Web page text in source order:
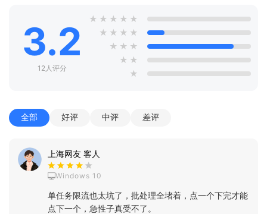
3.2
12人评分
★ ★ ★ ★ ★
★ ★ ★ ★
★ ★ ★
★ ★
★
全部 好评 中评 差评
上海网友 客人
Windows 10
单任务限流也太坑了，批处理全堵着，点一个下完才能
点下一个，急性子真受不了。